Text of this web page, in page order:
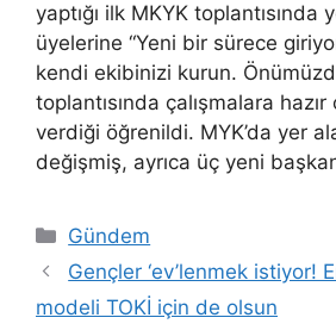
yaptığı ilk MKYK toplantısında
üyelerine “Yeni bir sürece
kendi ekibinizi kurun.
toplantısında çalışmalara hazır
verdiği öğrenildi. MYK’da yer
değişmiş, ayrıca üç yeni
Kategoriler
Gündem
Gençler ‘ev’lenmek istiyor!
modeli TOKİ için de olsun